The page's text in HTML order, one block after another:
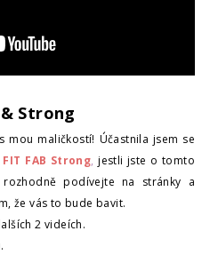
Strong
mou maličkostí! Účastnila jsem se
FIT FAB Strong, jestli jste o tomto
podívejte na stránky a
že vás to bude bavit.
2 videích.